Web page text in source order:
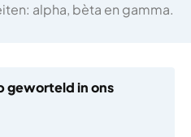
alpha, bèta en gamma.
geworteld in ons